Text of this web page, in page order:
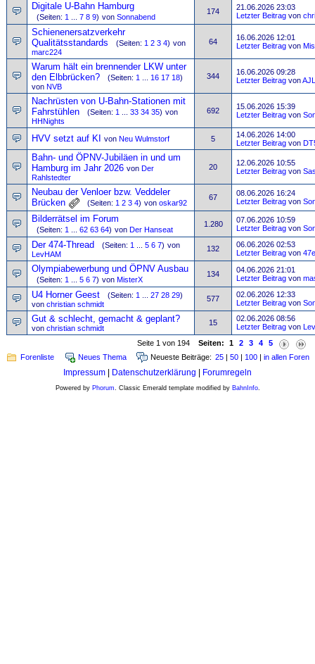
Digitale U-Bahn Hamburg
(Seiten: 1 7 8 9) von Sonnabend
174
21.06.2026 23:03
Letzter Beitrag von
Schienenersatzverkehr
Qualitätsstandards
(Seiten: 1 2 3 4) von
marc224
64
16.06.2026 12:01
Letzter Beitrag von
Warum hält ein brennender LKW unter
den Elbbrücken?
(Seiten: 1 16 17 18)
von NVB
344
16.06.2026 09:28
Letzter Beitrag vonAJL
Nachrüsten von U-Bahn-Stationen mit
Fahrstühlen
(Seiten: 1 33 34 35) von
HHNights
692
15.06.2026 15:39
Letzter Beitrag von
HVV setzt auf KI von Neu Wulmstorf 5
14.06.2026 14:00
Letzter Beitrag von
Bahn- und ÖPNV-Jubiläen in und um
Hamburg im Jahr 2026 von Der
Rahlstedter
20
12.06.2026 10:55
Letzter Beitrag von
Neubau der Venloer bzw. Veddeler
Brücken
(Seiten: 1 2 3 4) von oskar92
67
08.06.2026 16:24
Letzter Beitrag von
Bilderrätsel im Forum
(Seiten: 1 62 63 64) von Der Hanseat
1.280
07.06.2026 10:59
Letzter Beitrag von
Der 474-Thread (Seiten: 1 5 6 7) von
LevHAM
132
06.06.2026 02:53
Letzter Beitrag von
Olympiabewerbung und ÖPNV Ausbau
(Seiten: 1 5 6 7) von MisterX
134
04.06.2026 21:01
Letzter Beitrag von
U4 Horner Geest (Seiten: 1 27 28 29)
von christian schmidt
577
02.06.2026 12:33
Letzter Beitrag von
Gut & schlecht, gemacht & geplant?
von christian schmidt
15
02.06.2026 08:56
Letzter Beitrag von
Seite 1 von 194 Seiten: 1 2 3 4
5
Forenliste
Neues Thema Neueste Beiträge: 25 | 50 | 100 | in allen Foren
Impressum Datenschutzerklärung Forumregeln
Powered by Phorum. Classic Emerald template modified by BahnInfo.